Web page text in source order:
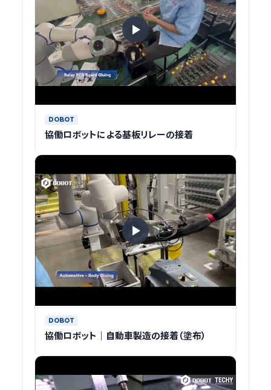
DOBOT
協働ロボットによる基板リレーの接着
DOBOT
協働ロボット｜自動車製造の接着（塗布）